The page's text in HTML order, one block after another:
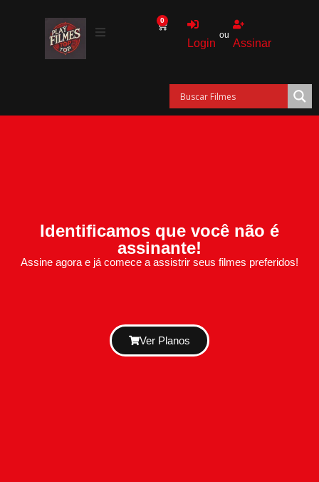
0
Login
ou
Assinar
Identificamos que você não é
assinante!
Assine agora e já comece a assistrir seus filmes preferidos!
Ver Planos